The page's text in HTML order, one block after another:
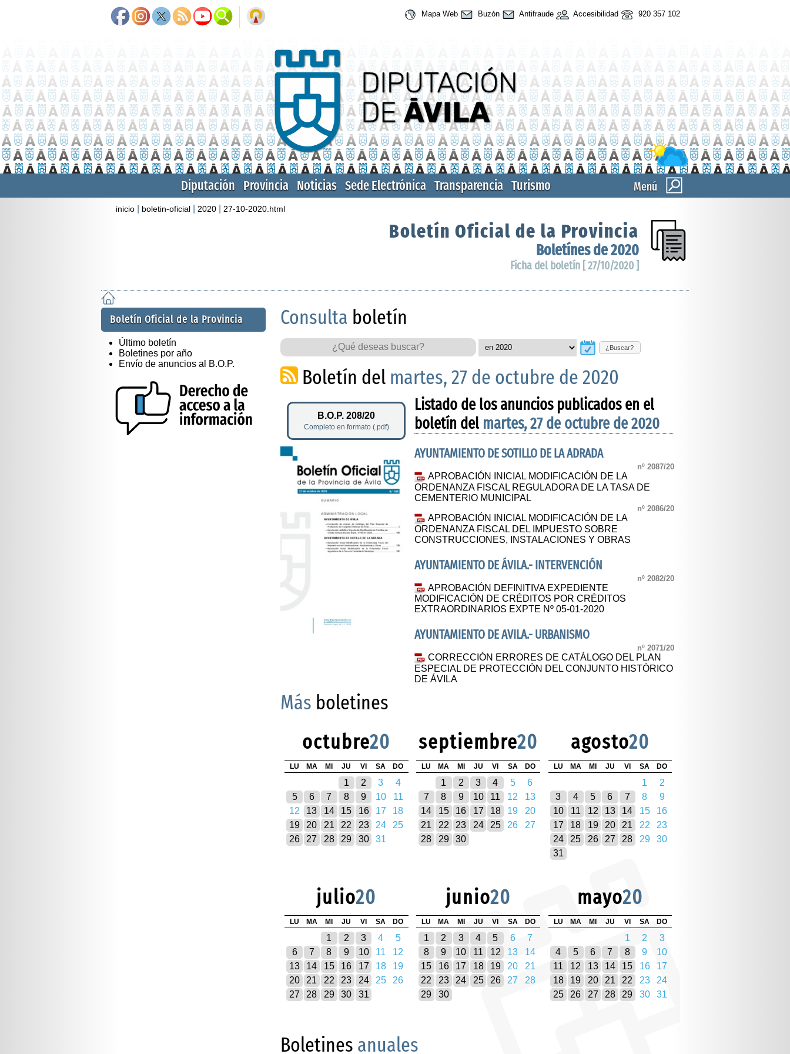
Mapa Web Buzón Antifraude Accesibilidad 920 357 102
Menú
Diputación Provincia Noticias Sede Electrónica Transparencia Turismo
inicio boletin-oficial 2020 27-10-2020.html
Boletín Oficial de la Provincia
Boletínes de 2020
Ficha del boletín [ 27/10/2020 ]
Boletín Oficial de la Provincia
Último boletín
Boletines por año
Envío de anuncios al B.O.P.
Consulta boletín
¿Buscar?
Boletín del martes, 27 de octubre de 2020
B.O.P. 208/20
Completo en formato (.pdf)
Listado de los anuncios publicados en el
boletín del martes, 27 de octubre de 2020
AYUNTAMIENTO DE SOTILLO DE LA ADRADA
nº 2087/20
APROBACIÓN INICIAL MODIFICACIÓN DE LA
ORDENANZA FISCAL REGULADORA DE LA TASA DE
CEMENTERIO MUNICIPAL
nº 2086/20
APROBACIÓN INICIAL MODIFICACIÓN DE LA
ORDENANZA FISCAL DEL IMPUESTO SOBRE
CONSTRUCCIONES, INSTALACIONES Y OBRAS
AYUNTAMIENTO DE ÁVILA.- INTERVENCIÓN
nº 2082/20
APROBACIÓN DEFINITIVA EXPEDIENTE
MODIFICACIÓN DE CRÉDITOS POR CRÉDITOS
EXTRAORDINARIOS EXPTE Nº 05-01-2020
AYUNTAMIENTO DE AVILA.- URBANISMO
nº 2071/20
CORRECCIÓN ERRORES DE CATÁLOGO DEL PLAN
ESPECIAL DE PROTECCIÓN DEL CONJUNTO HISTÓRICO
DE ÁVILA
Más boletines
octubre20
LU MA MI JU VI SA DO
1 2 3
4
5
6 7 8 9 10
11
12
13 14 15 16 17
18
19
20 21 22 23 24
25
26
27 28 29 30 31
septiembre20
LU MA MI JU VI SA DO
1 2 3 4 5
6
7
8 9 10 11 12
13
14
15 16 17 18 19
20
21
22 23 24 25 26
27
28
29 30
agosto20
LU MA MI JU VI SA DO
1
2
3
4 5 6 7 8
9
10
11 12 13 14 15
16
17
18 19 20 21 22
23
24
25 26 27 28 29
30
31
julio20
LU MA MI JU VI SA DO
1 2 3 4
5
6
7 8 9 10 11
12
13
14 15 16 17 18
19
20
21 22 23 24 25
26
27
28 29 30 31
junio20
LU MA MI JU VI SA DO
1 2 3 4 5 6
7
8
9 10 11 12 13
14
15
16 17 18 19 20
21
22
23 24 25 26 27
28
29
30
mayo20
LU MA MI JU VI SA DO
1 2
3
4
5 6 7 8 9
10
11
12 13 14 15 16
17
18
19 20 21 22 23
24
25
26 27 28 29 30 31
Boletines anuales